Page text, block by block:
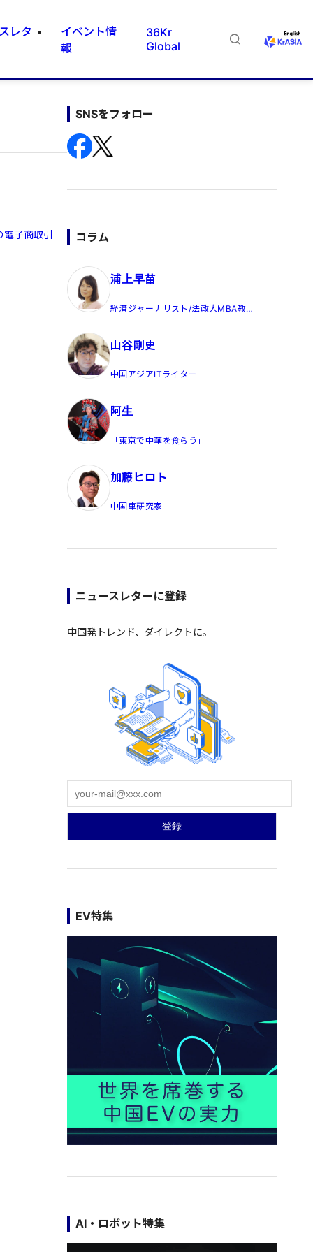
レタ
イベント情
報
36Kr
Global
子商取引
SNSをフォロー
コラム
浦上早苗
経済ジャーナリスト/法政大MBA教
山谷剛史
中国アジアITライター
阿生
「東京で中華を食らう」
加藤ヒロト
中国車研究家
ニュースレターに登録
中国発トレンド、ダイレクトに。
EV特集
AI・ロボット特集